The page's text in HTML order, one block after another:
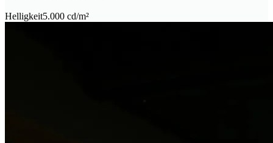
Helligkeit5.000 cd/m²